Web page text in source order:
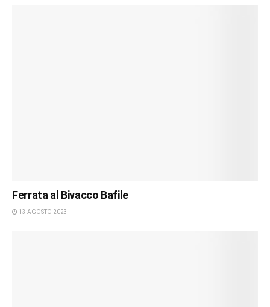
Ferrata al Bivacco Bafile
13 AGOSTO 2023